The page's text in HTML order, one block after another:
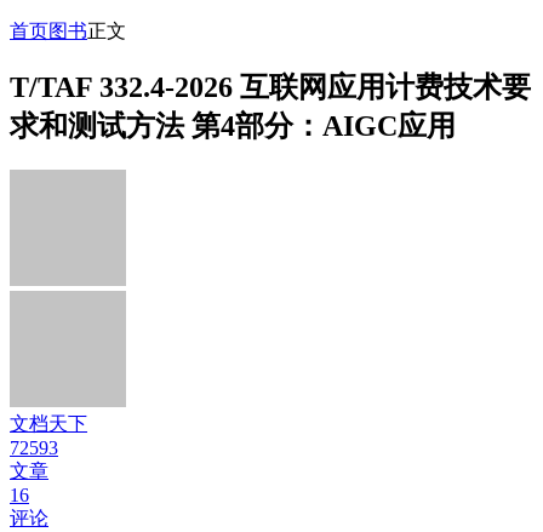
首页图书正文
T/TAF 332.4-2026 互联网应用计费技术要
求和测试方法 第4部分：AIGC应用
文档天下
72593
文章
16
评论